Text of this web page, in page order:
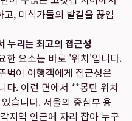
, 미식가들의 발길을 끊임
누리는 최고의 접근성
한 요소는 바로 '위치'입니다.
벅이 여행객에게 접근성은
다. 이런 면에서 **몽탄 위치
습니다. 서울의 중심부 용
지역 인근에 자리 잡아 누구